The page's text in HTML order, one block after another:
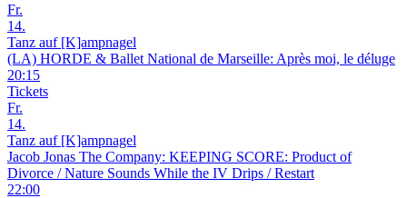
Fr.
14.
Tanz auf [K]ampnagel
(LA) HORDE & Ballet National de Marseille: Après moi, le déluge
20:15
Tickets
Fr.
14.
Tanz auf [K]ampnagel
Jacob Jonas The Company: KEEPING SCORE: Product of
Divorce / Nature Sounds While the IV Drips / Restart
22:00